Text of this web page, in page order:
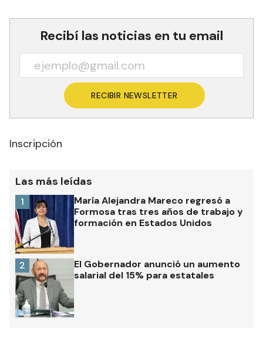
Recibí las noticias en tu email
RECIBIR NEWSLETTER
Inscripción
Las más leídas
María Alejandra Mareco regresó a
Formosa tras tres años de trabajo y
formación en Estados Unidos
1
El Gobernador anunció un aumento
salarial del 15% para estatales
2